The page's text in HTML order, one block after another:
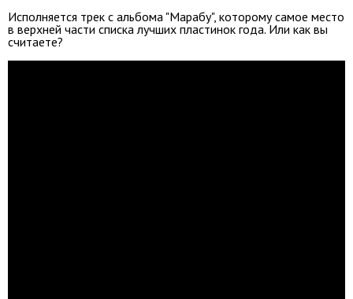
Исполняется трек с альбома "Марабу", которому самое место
в верхней части списка лучших пластинок года. Или как вы
считаете?